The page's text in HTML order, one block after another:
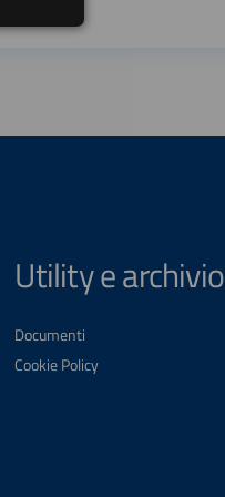
Utility e archivio
Documenti
Cookie Policy